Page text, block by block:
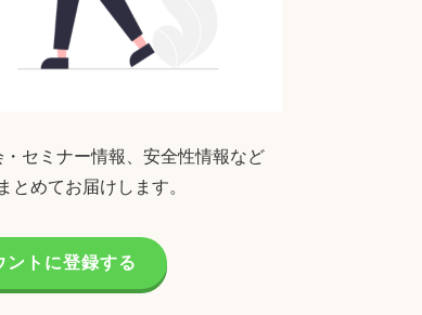
セミナー情報、安全性情報など
とめてお届けします。
ントに登録する